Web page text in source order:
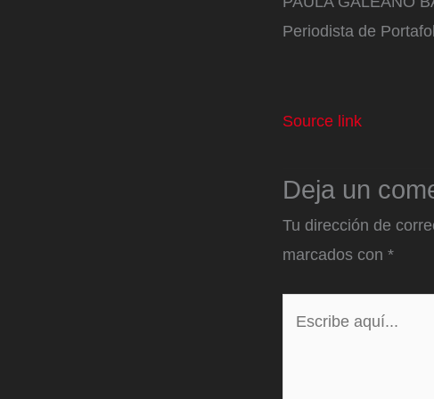
Periodista de
Source link
Deja un
Tu dirección de
marcados con *